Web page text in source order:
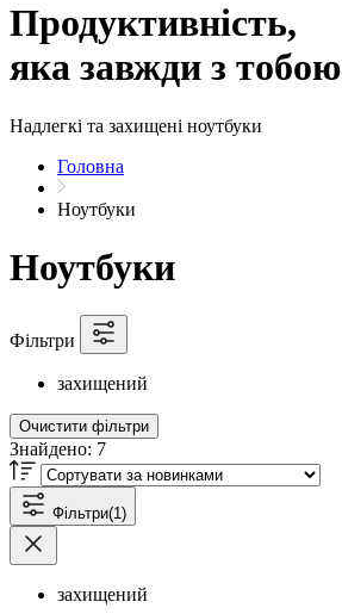
Продуктивність,
яка завжди з тобою
Надлегкі та захищені ноутбуки
Головна
Ноутбуки
Ноутбуки
Фільтри
захищений
Очистити фільтри
Знайдено: 7
Фільтри(1)
захищений